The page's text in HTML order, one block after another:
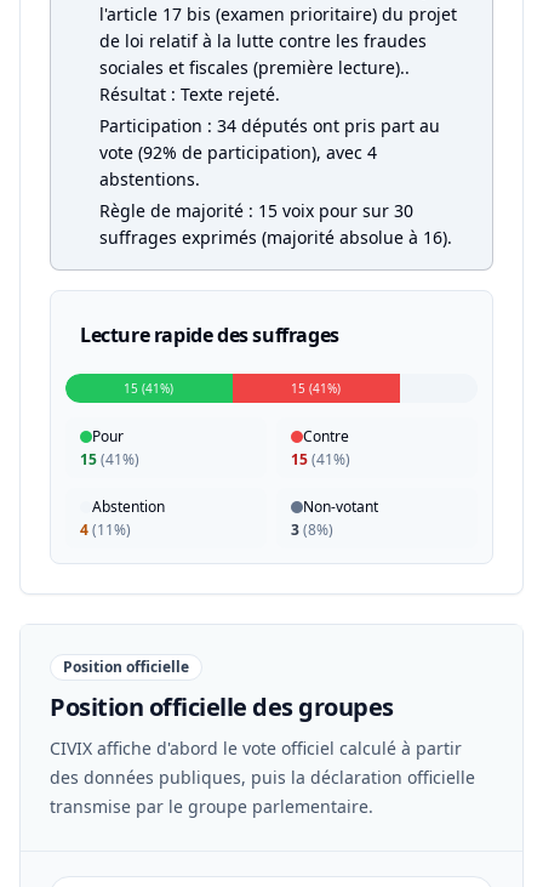
l'article 17 bis (examen prioritaire) du projet
de loi relatif à la lutte contre les fraudes
sociales et fiscales (première lecture)..
Résultat : Texte rejeté.
Participation : 34 députés ont pris part au
vote (92% de participation), avec 4
abstentions.
Règle de majorité : 15 voix pour sur 30
suffrages exprimés (majorité absolue à 16).
Lecture rapide des suffrages
15 (41%) 15 (41%)
Pour
15(41%)
Contre
15(41%)
Abstention
4(11%)
Non-votant
3(8%)
Position officielle
Position officielle des groupes
CIVIX affiche d'abord le vote officiel calculé à partir
des données publiques, puis la déclaration officielle
transmise par le groupe parlementaire.